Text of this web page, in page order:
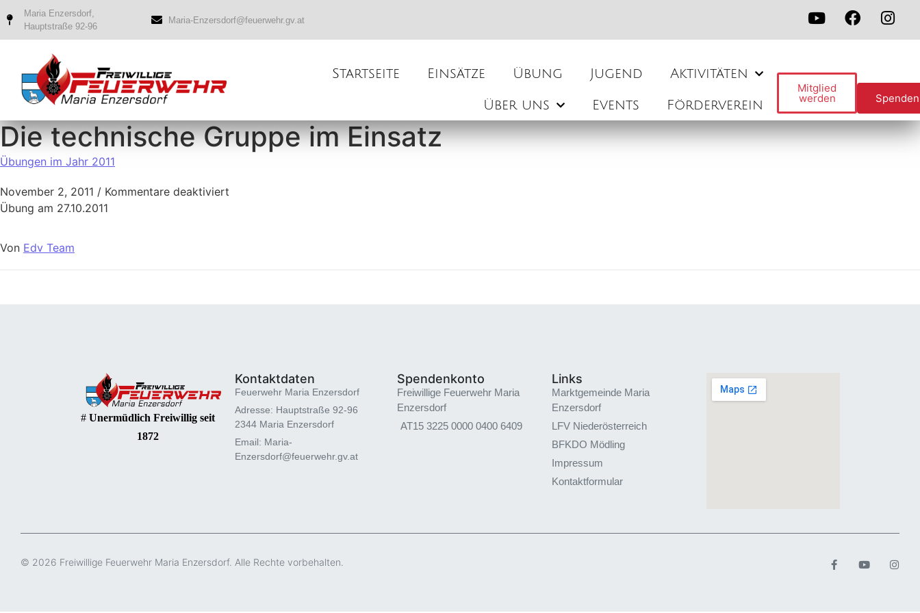
Maria Enzersdorf,
Hauptstraße 92-96
Maria-Enzersdorf@feuerwehr.gv.at
Startseite Einsätze Übung Jugend Aktivitäten
Über uns Events Förderverein
Mitglied
werden Spenden
Die technische Gruppe im Einsatz
Übungen im Jahr 2011
November 2, 2011 / Kommentare deaktiviert
Übung am 27.10.2011
Von Edv Team
# Unermüdlich Freiwillig seit
1872
Kontaktdaten
Feuerwehr Maria Enzersdorf
Adresse: Hauptstraße 92-96
2344 Maria Enzersdorf
Email: Maria-
Enzersdorf@feuerwehr.gv.at
Spendenkonto
Freiwillige Feuerwehr Maria
Enzersdorf
AT15 3225 0000 0400 6409
Links
Marktgemeinde Maria
Enzersdorf
LFV Niederösterreich
BFKDO Mödling
Impressum
Kontaktformular
© 2026 Freiwillige Feuerwehr Maria Enzersdorf. Alle Rechte vorbehalten.